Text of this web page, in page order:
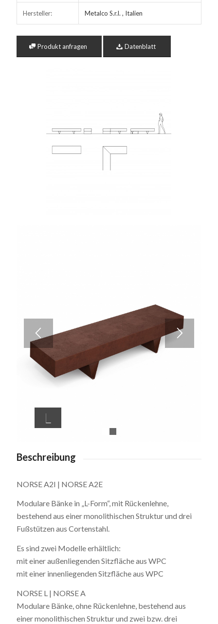
Hersteller: Metalco S.r.l. , Italien
Produkt anfragen Datenblatt
L
Beschreibung
NORSE A2I | NORSE A2E
Modulare Bänke in „L-Form“, mit Rückenlehne,
bestehend aus einer monolithischen Struktur und drei
Fußstützen aus Cortenstahl.
Es sind zwei Modelle erhältlich:
mit einer außenliegenden Sitzfläche aus WPC
mit einer innenliegenden Sitzfläche aus WPC
NORSE L | NORSE A
Modulare Bänke, ohne Rückenlehne, bestehend aus
einer monolithischen Struktur und zwei bzw. drei